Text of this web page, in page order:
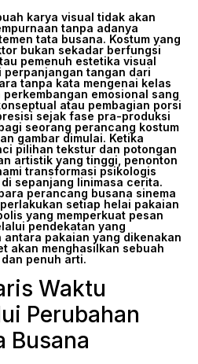
karya visual tidak akan
tanpa adanya
tata busana. Kostum yang
bukan sekadar berfungsi
pemenuh estetika visual
perpanjangan tangan dari
tanpa kata mengenai kelas
emosional sang
atau pembagian porsi
sejak fase pra-produksi
seorang perancang kostum
gambar dimulai. Ketika
pilihan tekstur dan potongan
artistik yang tinggi, penonton
transformasi psikologis
sepanjang linimasa cerita.
perancang busana sinema
setiap helai pakaian
yang memperkuat pesan
pendekatan yang
pakaian yang dikenakan
akan menghasilkan sebuah
penuh arti.
Waktu
Perubahan
Busana